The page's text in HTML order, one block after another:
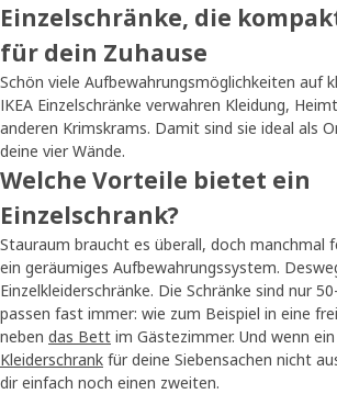
Einzelschränke, die
für dein Zuhause
Schön viele Aufbewahrungsmöglichkeiten auf
IKEA Einzelschränke verwahren Kleidung,
anderen Krimskrams. Damit sind sie ideal als
deine vier Wände.
Welche Vorteile bietet ein
Einzelschrank?
Stauraum braucht es überall, doch manchmal
ein geräumiges Aufbewahrungssystem.
Einzelkleiderschränke. Die Schränke sind nur
passen fast immer: wie zum Beispiel in eine
neben das Bett im Gästezimmer. Und wenn ein
Kleiderschrank für deine Siebensachen nicht
dir einfach noch einen zweiten.